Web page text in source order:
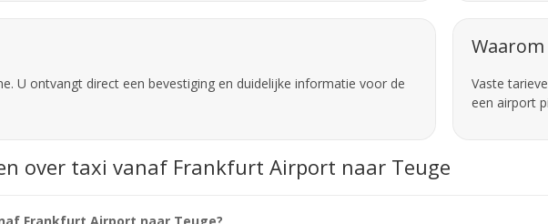
U ontvangt direct een bevestiging en duidelijke informatie voor de
Vaste
een airport
over taxi vanaf Frankfurt Airport naar Teuge